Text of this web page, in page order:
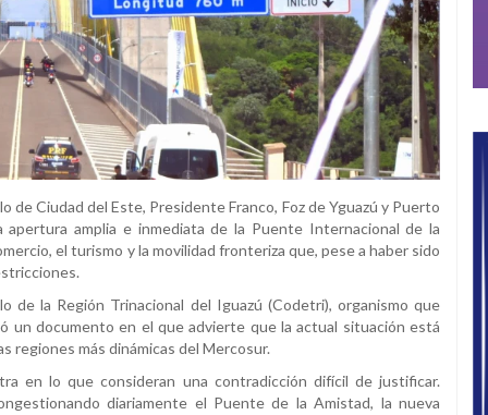
Ciudad del Este, Presidente Franco, Foz de Yguazú y Puerto
amplia e inmediata de la Puente Internacional de la
el turismo y la movilidad fronteriza que, pese a haber sido
de la Región Trinacional del Iguazú (Codetri), organismo que
documento en el que advierte que la actual situación está
regiones más dinámicas del Mercosur.
en lo que consideran una contradicción difícil de justificar.
diariamente el Puente de la Amistad, la nueva